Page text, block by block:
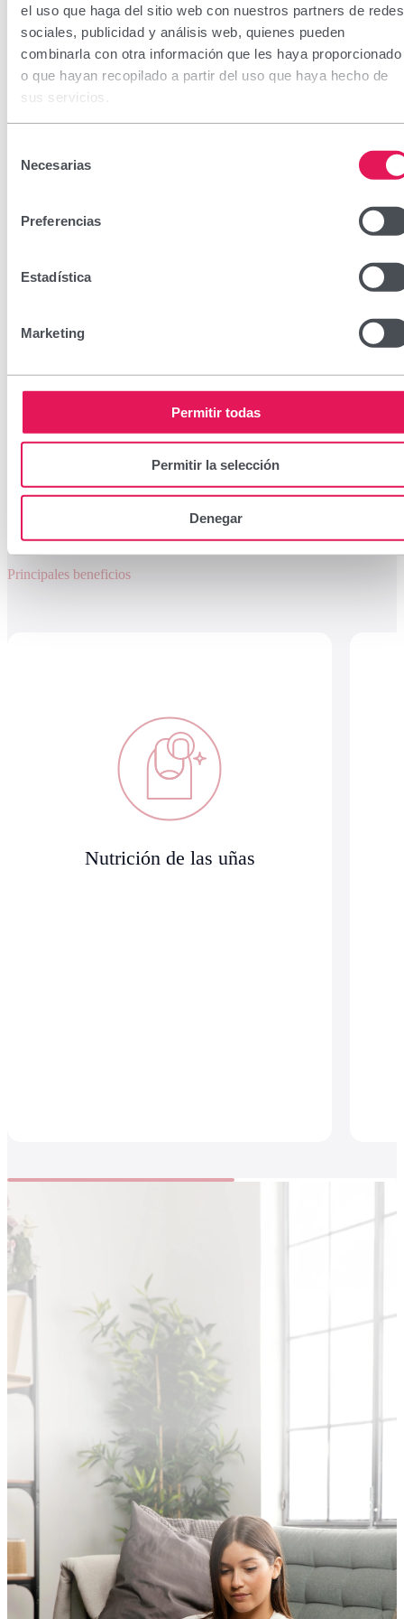
el uso que haga del sitio web con nuestros partners de redes
sociales, publicidad y análisis web, quienes pueden
combinarla con otra información que les haya proporcionado
o que hayan recopilado a partir del uso que haya hecho de
sus servicios.
Necesarias
Preferencias
Estadística
Marketing
Permitir todas
Permitir la selección
Denegar
Unglax Crema nutritiva
Penetra hasta las capas más profundas de la uña aportando
nutrición y flexibilidad. Su uso continuado regenera las
Ingredientes
Modo de uso
Principales beneficios
Nutrición de las uñas